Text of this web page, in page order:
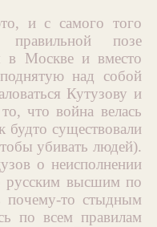
и с самого того
позе
в Москве и вместо
над собой
Кутузову и
что война велась
будто существовали
убивать людей).
о неисполнении
русским высшим по
почему-то стыдным
по всем правилам